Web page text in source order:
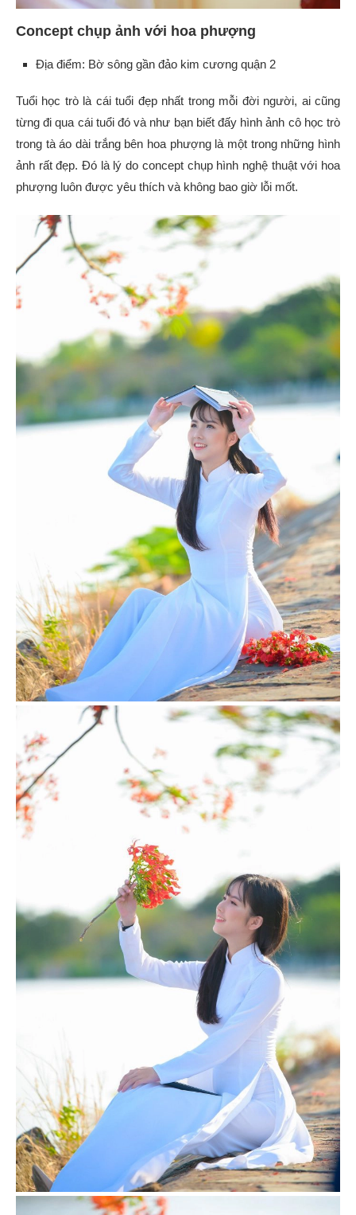
Concept chụp ảnh với hoa phượng
Địa điểm: Bờ sông gần đảo kim cương quận 2
Tuổi học trò là cái tuổi đẹp nhất trong mỗi đời người, ai cũng
từng đi qua cái tuổi đó và như bạn biết đấy hình ảnh cô học trò
trong tà áo dài trắng bên hoa phượng là một trong những hình
ảnh rất đẹp. Đó là lý do concept chụp hình nghệ thuật với hoa
phượng luôn được yêu thích và không bao giờ lỗi mốt.